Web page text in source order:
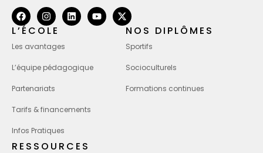
L’ÉCOLE
Les avantages
L’équipe pédagogique
Partenariats
Tarifs & financements
Infos Pratiques
NOS DIPLÔMES
Sportifs
Socioculturels
Formations continues
RESSOURCES